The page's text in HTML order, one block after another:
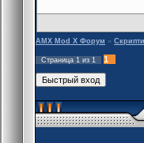
AMX Mod X Форум »
Страница 1 из 1 1